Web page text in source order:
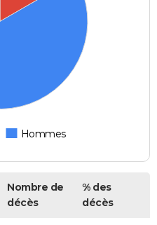
Hommes
Nombre de
décès
% des
décès